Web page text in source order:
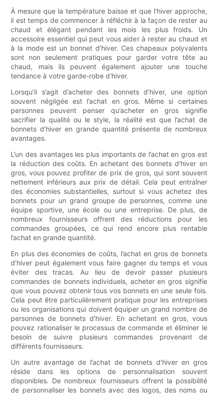
À mesure que la température baisse et que l'hiver approche,
il est temps de commencer à réfléchir à la façon de rester au
chaud et élégant pendant les mois les plus froids. Un
accessoire essentiel qui peut vous aider à rester au chaud et
à la mode est un bonnet d'hiver. Ces chapeaux polyvalents
sont non seulement pratiques pour garder votre tête au
chaud, mais ils peuvent également ajouter une touche
tendance à votre garde-robe d'hiver.
Lorsqu’il s’agit d’acheter des bonnets d’hiver, une option
souvent négligée est l’achat en gros. Même si certaines
personnes peuvent penser qu’acheter en gros signifie
sacrifier la qualité ou le style, la réalité est que l’achat de
bonnets d’hiver en grande quantité présente de nombreux
avantages.
L’un des avantages les plus importants de l’achat en gros est
la réduction des coûts. En achetant des bonnets d'hiver en
gros, vous pouvez profiter de prix de gros, qui sont souvent
nettement inférieurs aux prix de détail. Cela peut entraîner
des économies substantielles, surtout si vous achetez des
bonnets pour un grand groupe de personnes, comme une
équipe sportive, une école ou une entreprise. De plus, de
nombreux fournisseurs offrent des réductions pour les
commandes groupées, ce qui rend encore plus rentable
l’achat en grande quantité.
En plus des économies de coûts, l’achat en gros de bonnets
d’hiver peut également vous faire gagner du temps et vous
éviter des tracas. Au lieu de devoir passer plusieurs
commandes de bonnets individuels, acheter en gros signifie
que vous pouvez obtenir tous vos bonnets en une seule fois.
Cela peut être particulièrement pratique pour les entreprises
ou les organisations qui doivent équiper un grand nombre de
personnes de bonnets d'hiver. En achetant en gros, vous
pouvez rationaliser le processus de commande et éliminer le
besoin de suivre plusieurs commandes provenant de
différents fournisseurs.
Un autre avantage de l’achat de bonnets d’hiver en gros
réside dans les options de personnalisation souvent
disponibles. De nombreux fournisseurs offrent la possibilité
de personnaliser les bonnets avec des logos, des noms ou